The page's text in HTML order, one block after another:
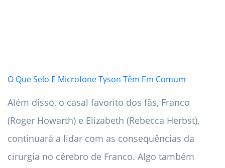
O Que Selo E Microfone Tyson Têm Em Comum
Além disso, o casal favorito dos fãs, Franco
(Roger Howarth) e Elizabeth (Rebecca Herbst),
continuará a lidar com as consequências da
cirurgia no cérebro de Franco. Algo também